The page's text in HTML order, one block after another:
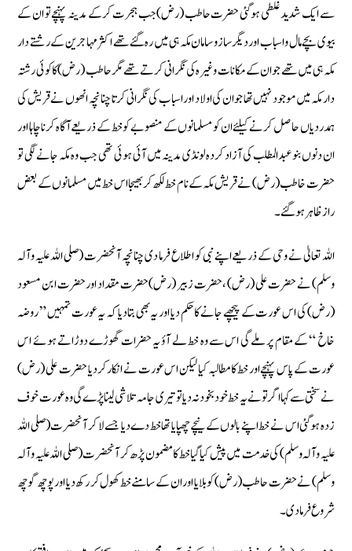
سے ایک شدید غلطی ہوگئی حضرت حاطب (رض) جب ہجرت کر کے مدینہ پہنچے تو ان کے
بیوی بچے مال و اسباب اور دیگر سازو سامان مکہ ہی میں رہ گئے تھے اکثر مہاجرین کے رشتے دار
مکہ ہی میں تھے جو ان کے مکانات وغیرہ کی نگرانی کرتے تھے مگر حاطب (رض) کا کوئی رشتہ
دار مکہ میں موجود نہیں تھا جو ان کی اولاد اور اسباب کی نگرانی کرتا چنانچہ انھوں نے قریش کی
ہمدردیاں حاصل کرنے کیلئے ان کو مسلمانوں کے منصوبے کو خط کے ذریعے آگاہ کرنا چاہا اور
ان دنوں بنو عبدالمطلب کی آزاد کردہ لونڈی مدینہ میں آئی ہوئی تھی جب وہ مکہ جانے لگی تو
حضرت خاطب (رض) نے قریش مکہ کے نام خط لکھ کر بھیجا اس خط میں مسلمانوں کے بعض
راز ظاہر ہوگئے۔
اللہ تعالیٰ نے وحی کے ذریعے اپنے نبی کو اطلاع فرما دی چنانچہ آنحضرت (صلی اللہ علیہ وآلہ
وسلم) نے حضرت علی (رض) ، حضرت زبیر (رض) حضرت مقداد اور حضرت ابن مسعود
(رض) کی اس عورت کے پیچھے جانے کا حکم دیا اور یہ بھی بتادیا کہ یہ عورت تمہیں ” روضہ
خاخ “ کے مقام پر ملے گی اس سے وہ خط لے آؤ یہ حضرات گھوڑے دوڑاتے ہوئے اس
عورت کے پاس پہنچے اور خط کا مطالبہ کیا لیکن اس عورت نے انکار کردیا حضرت علی (رض)
نے سختی سے کہا اگر تو نے یہ خط خود بخود نہ دیا تو تیری جامہ تلاشی لینا پڑے گی وہ عورت خوف
زدہ ہوگئی اس نے خط اپنے بالوں کے نیچے چھپایا تھا خط دے دیا جسے لا کر آنحضرت (صلی اللہ
علیہ وآلہ وسلم) کی خدمت میں پیش کیا گیا خط کا مضمون پڑھ کر آنحضرت (صلی اللہ علیہ وآلہ
وسلم) نے حضرت حاطب (رض) کو بلایا اور ان کے سامنے خط کھول کر رکھ دیا اور پوچھ گوچھ
شروع فرما دی۔